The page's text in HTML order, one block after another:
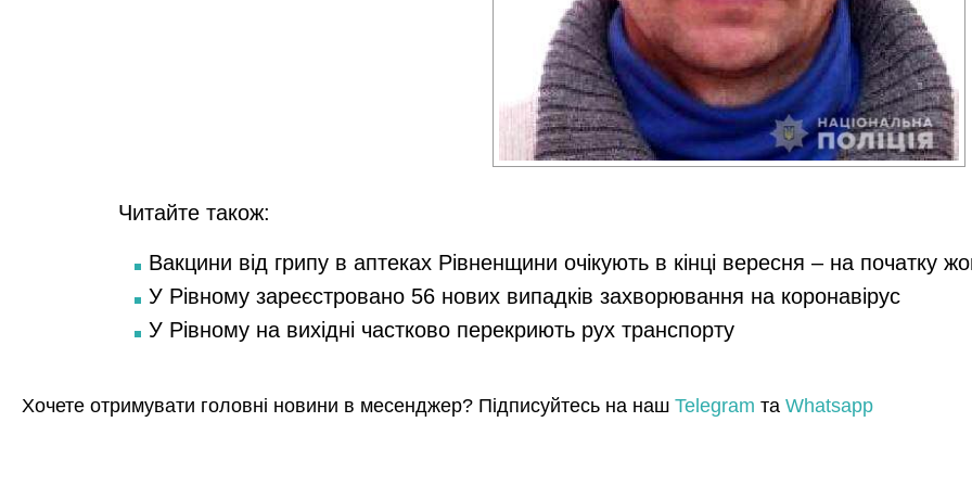
Читайте також:
Вакцини від грипу в аптеках Рівненщини очікують в кінці вересня – на початку
У Рівному зареєстровано 56 нових випадків захворювання на коронавірус
У Рівному на вихідні частково перекриють рух транспорту
Хочете отримувати головні новини в месенджер? Підписуйтесь на наш Telegram та Whatsapp